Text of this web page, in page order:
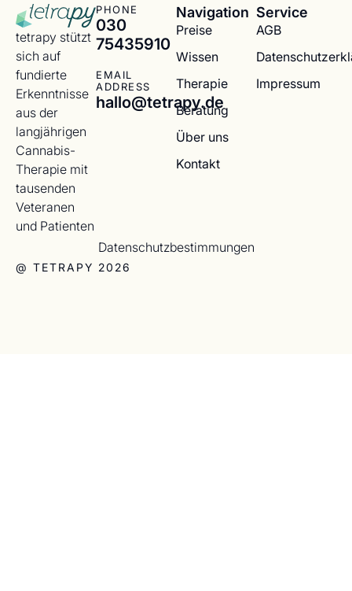
tetrapy stützt
sich auf
fundierte
Erkenntnisse
aus der
langjährigen
Cannabis-
Therapie mit
tausenden
Veteranen
und Patienten
PHONE
030
75435910
EMAIL
ADDRESS
hallo@tetrapy.de
Navigation
Preise
Wissen
Therapie
Beratung
Über uns
Kontakt
Service
AGB
Impressum
@ TETRAPY 2026
Datenschutzbestimmungen